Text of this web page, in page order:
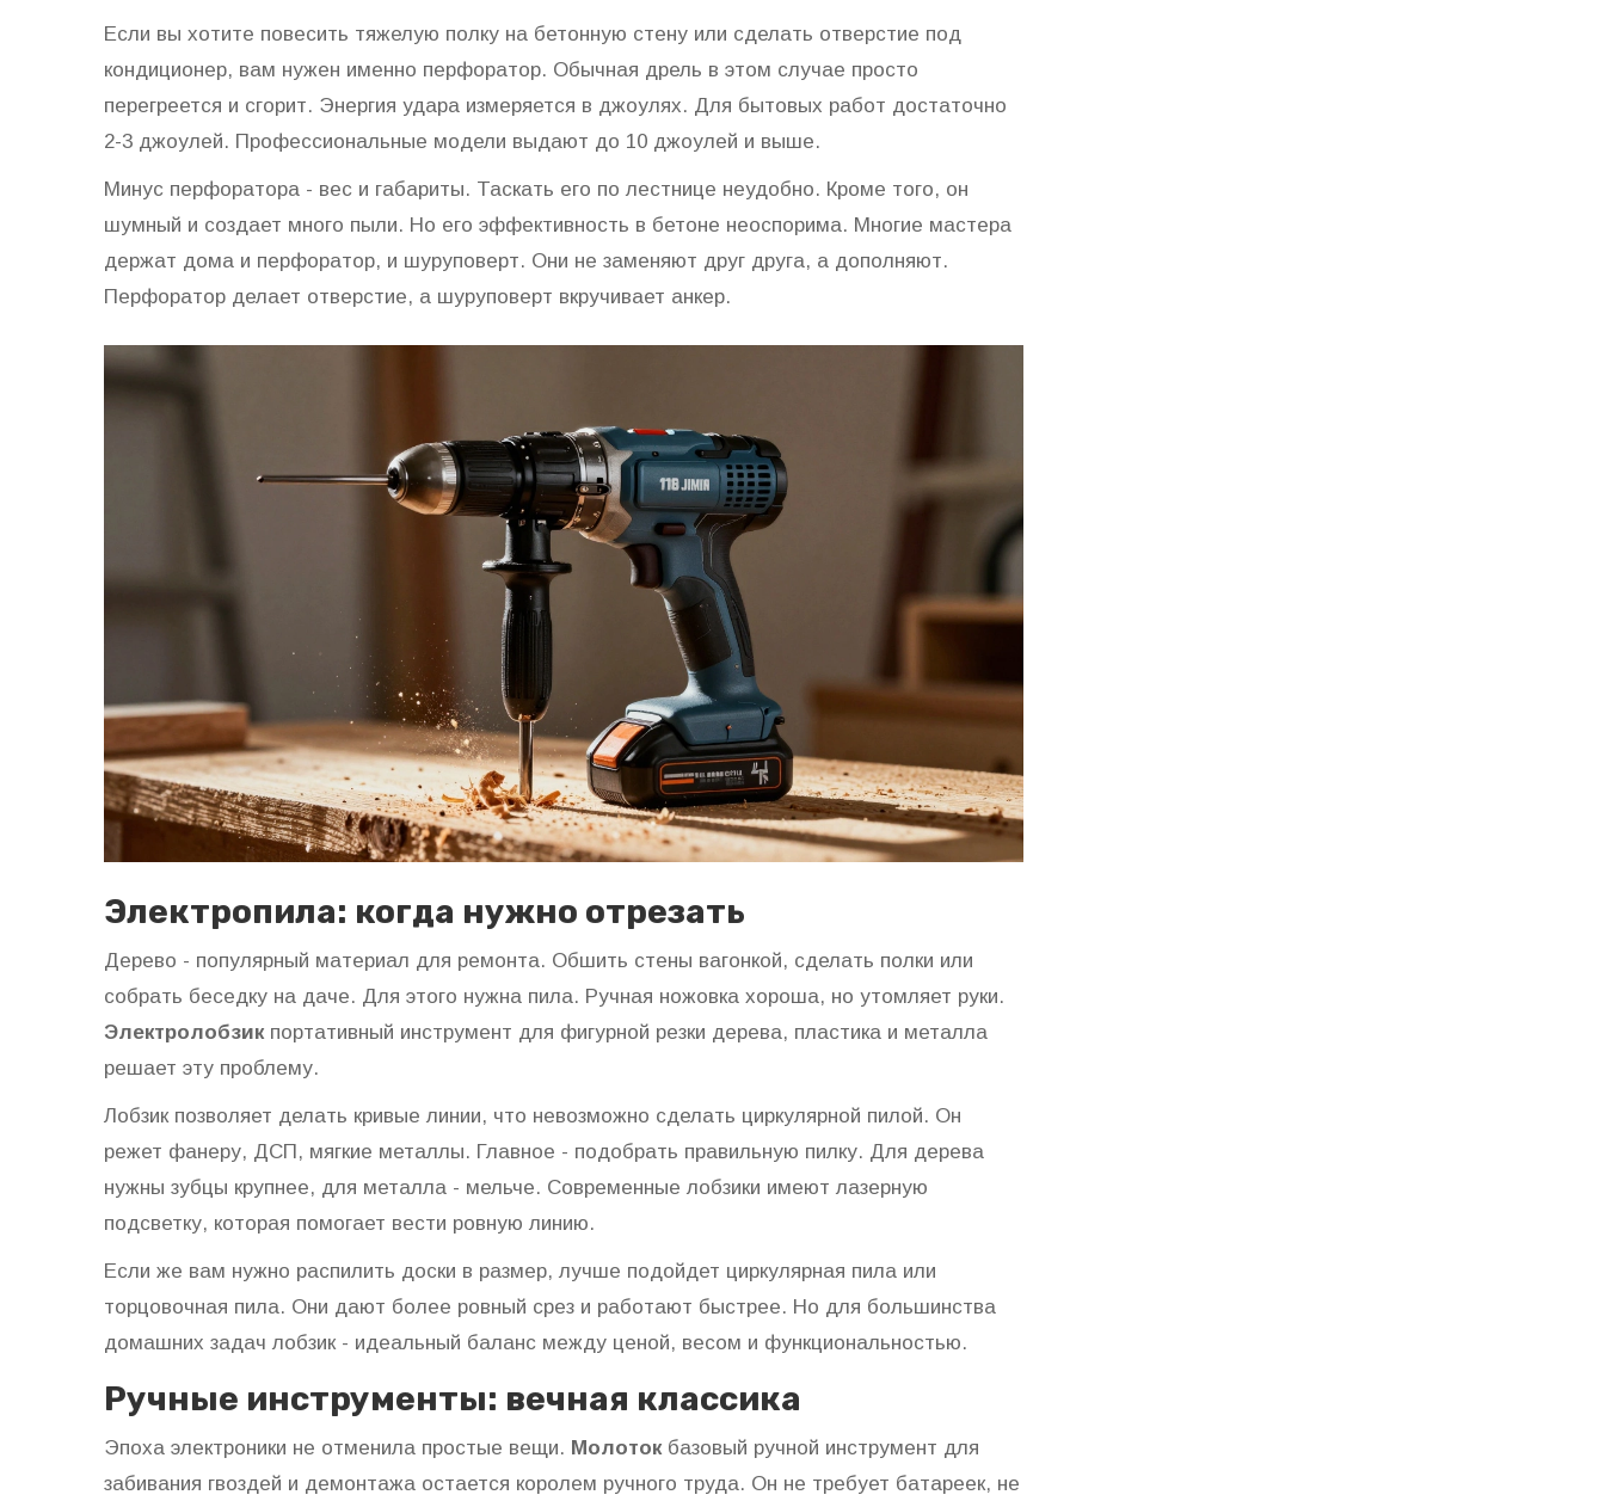
Если вы хотите повесить тяжелую полку на бетонную стену или сделать отверстие под
кондиционер, вам нужен именно перфоратор. Обычная дрель в этом случае просто
перегреется и сгорит. Энергия удара измеряется в джоулях. Для бытовых работ достаточно
2-3 джоулей. Профессиональные модели выдают до 10 джоулей и выше.
Минус перфоратора - вес и габариты. Таскать его по лестнице неудобно. Кроме того, он
шумный и создает много пыли. Но его эффективность в бетоне неоспорима. Многие мастера
держат дома и перфоратор, и шуруповерт. Они не заменяют друг друга, а дополняют.
Перфоратор делает отверстие, а шуруповерт вкручивает анкер.
Электропила: когда нужно отрезать
Дерево - популярный материал для ремонта. Обшить стены вагонкой, сделать полки или
собрать беседку на даче. Для этого нужна пила. Ручная ножовка хороша, но утомляет руки.
Электролобзик портативный инструмент для фигурной резки дерева, пластика и металла
решает эту проблему.
Лобзик позволяет делать кривые линии, что невозможно сделать циркулярной пилой. Он
режет фанеру, ДСП, мягкие металлы. Главное - подобрать правильную пилку. Для дерева
нужны зубцы крупнее, для металла - мельче. Современные лобзики имеют лазерную
подсветку, которая помогает вести ровную линию.
Если же вам нужно распилить доски в размер, лучше подойдет циркулярная пила или
торцовочная пила. Они дают более ровный срез и работают быстрее. Но для большинства
домашних задач лобзик - идеальный баланс между ценой, весом и функциональностью.
Ручные инструменты: вечная классика
Эпоха электроники не отменила простые вещи. Молоток базовый ручной инструмент для
забивания гвоздей и демонтажа остается королем ручного труда. Он не требует батареек, не